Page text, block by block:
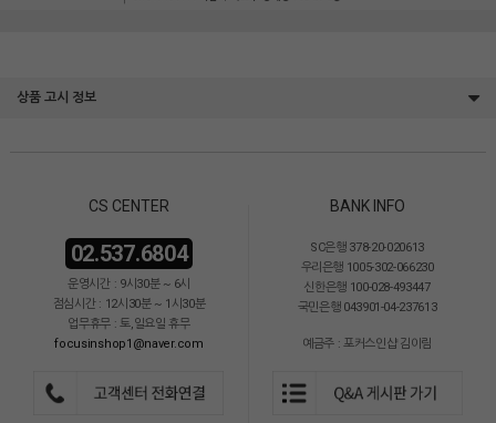
상품 고시 정보
CS CENTER
02.537.6804
운영시간 : 9시30분 ~ 6시
점심시간 : 12시30분 ~ 1시30분
업무휴무 : 토,일요일 휴무
focusinshop1@naver.com
BANK INFO
SC은행 378-20-020613
우리은행 1005-302-066230
신한은행 100-028-493447
국민은행 043901-04-237613
예금주 : 포커스인샵 김이림